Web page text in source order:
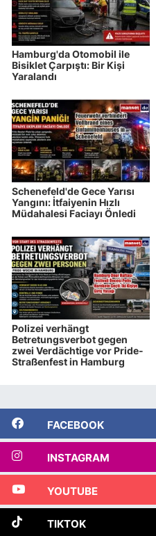
Hamburg'da Otomobil ile
Bisiklet Çarpıştı: Bir Kişi
Yaralandı
Schenefeld'de Gece Yarısı
Yangını: İtfaiyenin Hızlı
Müdahalesi Faciayı Önledi
Polizei verhängt
Betretungsverbot gegen
zwei Verdächtige vor Pride-
Straßenfest in Hamburg
FACEBOOK
INSTAGRAM
YOUTUBE
TIKTOK